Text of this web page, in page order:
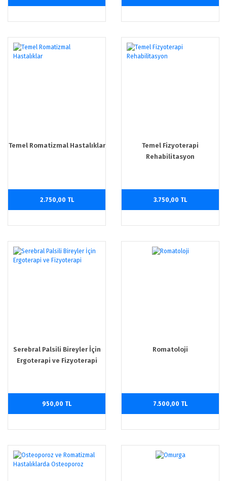
Temel Romatizmal Hastalıklar
2.750,00 TL
Temel Fizyoterapi
Rehabilitasyon
3.750,00 TL
Serebral Palsili Bireyler İçin
Ergoterapi ve Fizyoterapi
950,00 TL
Romatoloji
7.500,00 TL